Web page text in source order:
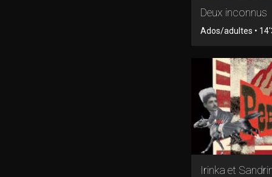
Deux inconnus
Ados/adultes •
Irinka et